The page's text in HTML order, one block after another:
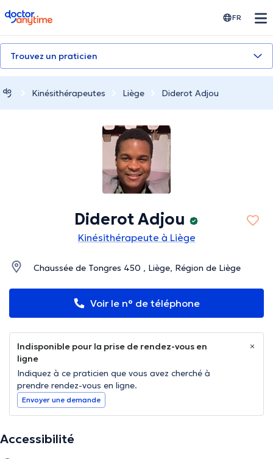
doctoranytime FR
Trouvez un praticien
Kinésithérapeutes Liège Diderot Adjou
Diderot Adjou
Kinésithérapeute à Liège
Chaussée de Tongres 450 , Liège, Région de Liège
Voir le n° de téléphone
Indisponible pour la prise de rendez-vous en
ligne
Indiquez à ce praticien que vous avez cherché à
prendre rendez-vous en ligne.
Envoyer une demande
Accessibilité